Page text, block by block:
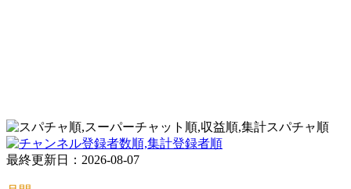
スパチャ順
登録者順
最終更新日：2026-08-07